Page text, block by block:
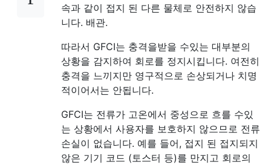
속과 같이 접지 된 다른 물체로 안전하지 않습
니다. 배관.
따라서 GFCI는 충격을받을 수있는 대부분의
상황을 감지하여 회로를 정지시킵니다. 여전히
충격을 느끼지만 영구적으로 손상되거나 치명
적이어서는 안됩니다.
GFCI는 전류가 고온에서 중성으로 흐를 수있
는 상황에서 사용자를 보호하지 않으므로 전류
손실이 없습니다. 예를 들어, 접지 된 접지되지
않은 기기 코드 (토스터 등)를 만지고 회로의